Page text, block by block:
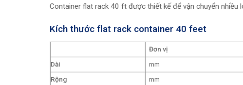
Container flat rack 40 ft được thiết kế để vận chuyển nhiều
Kích thước flat rack container 40 feet
Đơn vị
Dài
mm
Rộng
mm